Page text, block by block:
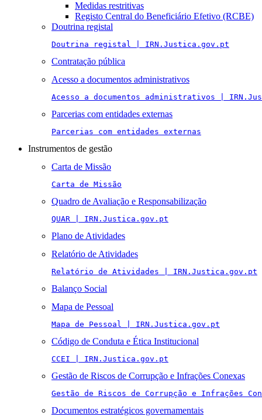
Medidas restritivas
Registo Central do Beneficiário Efetivo (RCBE)
Doutrina registal
Doutrina registal | IRN.Justica.gov.pt
Contratação pública
Acesso a documentos administrativos
Acesso a documentos administrativos |
Parcerias com entidades externas
Parcerias com entidades externas
Instrumentos de gestão
Carta de Missão
Carta de Missão
Quadro de Avaliação e Responsabilização
QUAR | IRN.Justica.gov.pt
Plano de Atividades
Relatório de Atividades
Relatório de Atividades | IRN.Justica.gov.pt
Balanço Social
Mapa de Pessoal
Mapa de Pessoal | IRN.Justica.gov.pt
Código de Conduta e Ética Institucional
CCEI | IRN.Justica.gov.pt
Gestão de Riscos de Corrupção e Infrações Conexas
Gestão de Riscos de Corrupção e Infrações
Documentos estratégicos governamentais